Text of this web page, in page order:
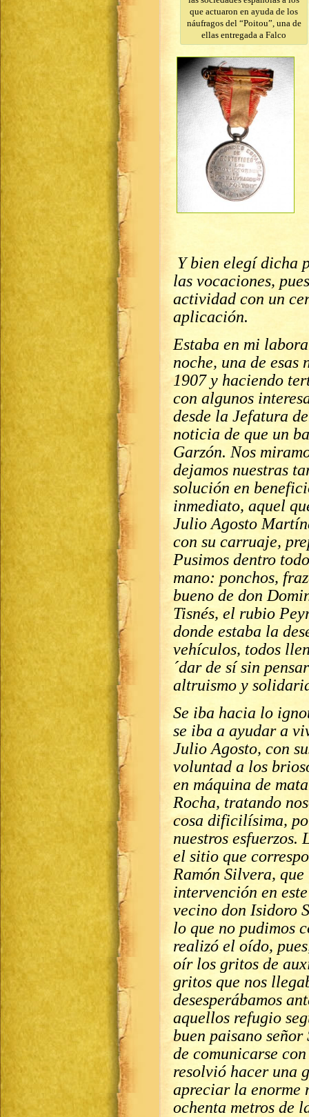
que actuaron en ayuda de los
náufragos del “Poitou”, una de
ellas entregada a Falco
Y bien elegí dicha
las vocaciones,
actividad con un
Estaba en mi
noche, una de esas
1907 y haciendo
con algunos
desde la Jefatura
noticia de que un
Garzón. Nos
dejamos nuestras
solución en
inmediato, aquel
Julio Agosto
con su carruaje,
Pusimos dentro
mano: ponchos,
bueno de don
Tisnés, el rubio
donde estaba la
vehículos, todos
´dar de sí sin
altruismo y
Se iba hacia lo
se iba a ayudar a
Julio Agosto, con
voluntad a los
en máquina de
Rocha, tratando
cosa dificilísima,
nuestros esfuerzos.
el sitio que
Ramón Silvera,
intervención en
vecino don Isidoro
lo que no pudimos
realizó el oído,
oír los gritos de
gritos que nos
desesperábamos
aquellos refugio
buen paisano
de comunicarse
resolvió hacer una
apreciar la enorme
ochenta metros de